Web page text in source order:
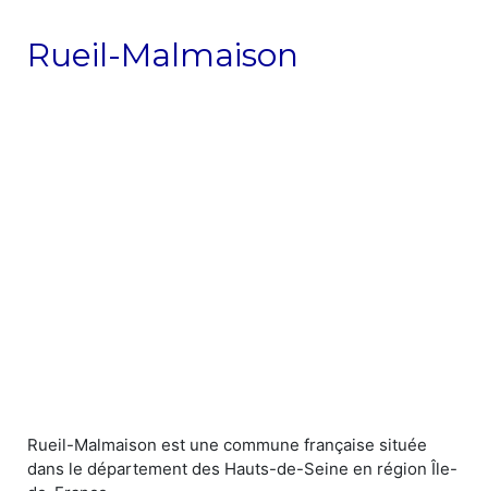
Rueil-Malmaison
Rueil-Malmaison est une commune française située
dans le département des Hauts-de-Seine en région Île-